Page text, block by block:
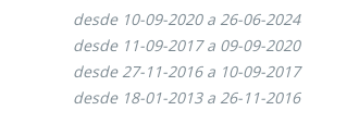
desde 10-09-2020 a 26-06-2024
desde 11-09-2017 a 09-09-2020
desde 27-11-2016 a 10-09-2017
desde 18-01-2013 a 26-11-2016